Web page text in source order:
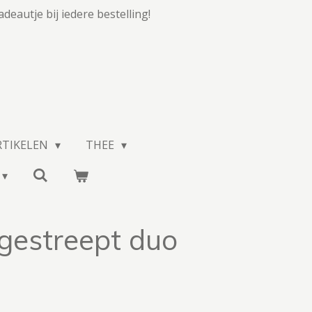
bij iedere bestelling!
THEE
duo